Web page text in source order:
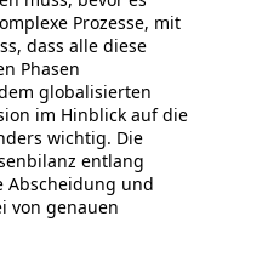
Prozesse, mit
dass alle diese
Phasen
globalisierten
im Hinblick auf die
wichtig. Die
entlang
Abscheidung und
von genauen